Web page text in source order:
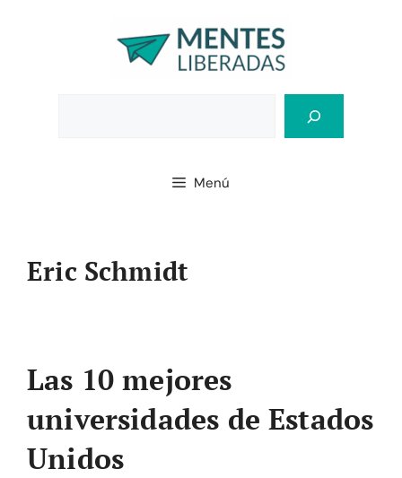
Menú
Eric Schmidt
Las 10 mejores
universidades de Estados
Unidos